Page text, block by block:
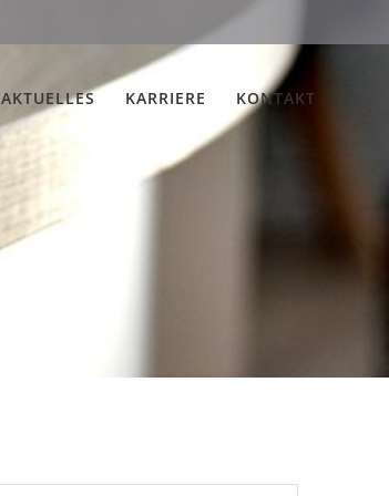
AKTUELLES KARRIERE KONTAKT